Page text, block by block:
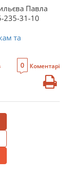
Павла
235-31-10
та
0 Коментарі